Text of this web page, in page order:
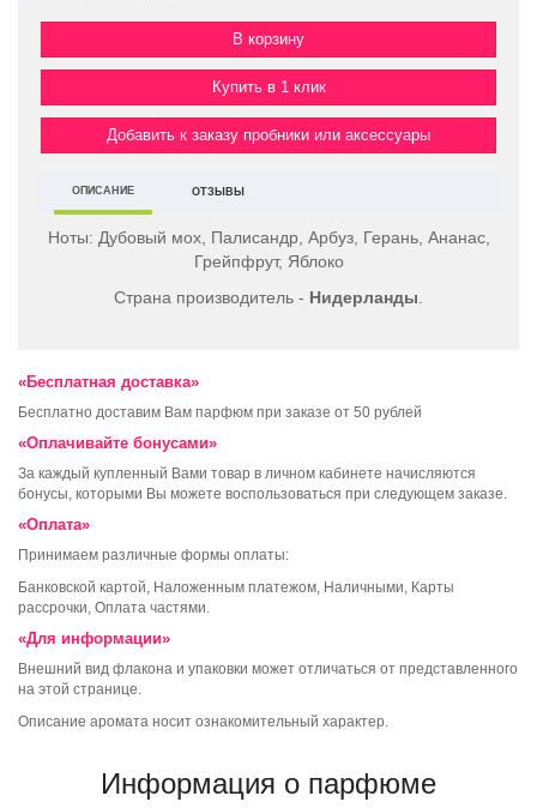
Купить в 1 клик
Добавить к заказу пробники или аксессуары
ОПИСАНИЕ ОТЗЫВЫ
Ноты: Дубовый мох, Палисандр, Арбуз, Герань, Ананас,
Грейпфрут, Яблоко
Страна производитель - Нидерланды
«Бесплатная доставка»
Бесплатно доставим Вам парфюм при заказе от 50 рублей
«Оплачивайте бонусами»
За каждый купленный Вами товар в личном кабинете начисляются
бонусы, которыми Вы можете воспользоваться при следующем заказе.
«Оплата»
Принимаем различные формы оплаты:
Банковской картой, Наложенным платежом, Наличными, Карты
рассрочки, Оплата частями.
«Для информации»
Внешний вид флакона и упаковки может отличаться от представленного
на этой странице.
Описание аромата носит ознакомительный характер.
Информация о парфюме